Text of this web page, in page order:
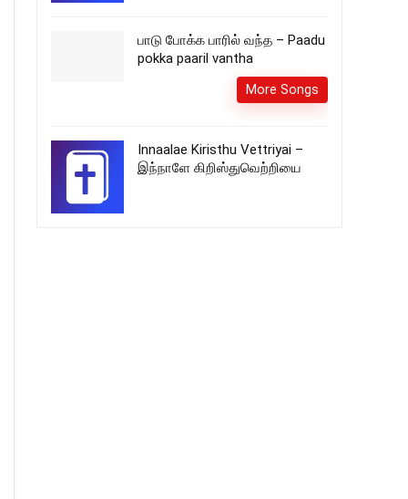
பாடு போக்க பாரில் வந்த – Paadu
pokka paaril vantha
More Songs
Innaalae Kiristhu Vettriyai –
இந்நாளே கிறிஸ்துவெற்றியை